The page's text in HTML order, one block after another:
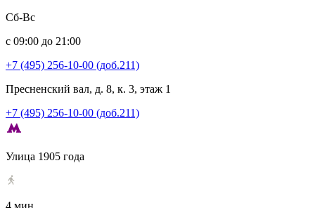
Сб-Вс
с 09:00 до 21:00
+7 (495) 256-10-00 (доб.211)
Пресненский вал, д. 8, к. 3, этаж 1
+7 (495) 256-10-00 (доб.211)
Улица 1905 года
4 мин